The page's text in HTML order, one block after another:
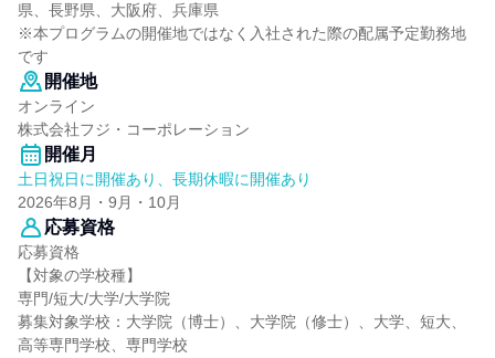
県、長野県、大阪府、兵庫県
※本プログラムの開催地ではなく入社された際の配属予定勤務地
です
開催地
オンライン
株式会社フジ・コーポレーション
開催月
土日祝日に開催あり、長期休暇に開催あり
2026年8月・9月・10月
応募資格
応募資格
【対象の学校種】
専門/短大/大学/大学院
募集対象学校：大学院（博士）、大学院（修士）、大学、短大、
高等専門学校、専門学校